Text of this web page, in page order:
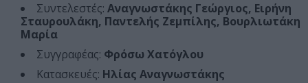
Συντελεστές: Αναγνωστάκης Γεώργιος, Ειρήνη
Σταυρουλάκη, Παντελής Ζεμπίλης, Βουρλιωτάκη
Μαρία
Συγγραφέας: Φρόσω Χατόγλου
Κατασκευές: Ηλίας Αναγνωστάκης